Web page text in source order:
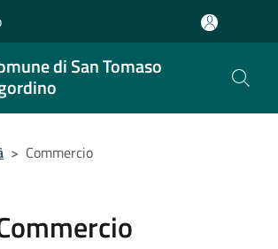
di San Tomaso
> Commercio